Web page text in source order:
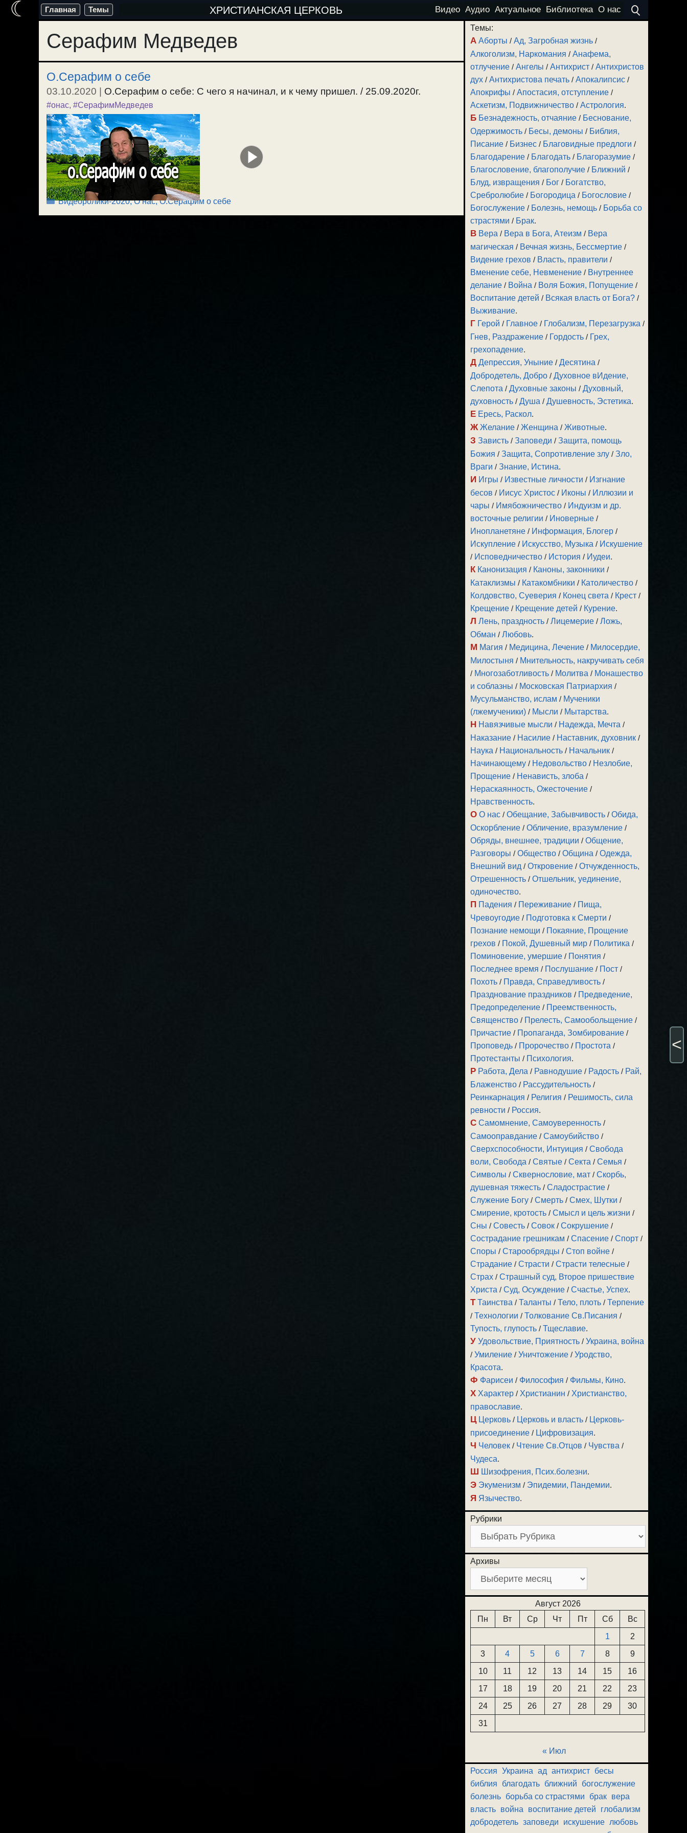
Перейти
содержимому
Главная Темы ХРИСТИАНСКАЯ ЦЕРКОВЬ Видео Аудио Актуальное Библиотека О нас
Серафим Медведев
О.Серафим о себе
03.10.2020 О.Серафим о себе: С чего я начинал, и к чему пришел. / 25.09.2020г.
#онас, #СерафимМедведев
Рубрики
Видеоролики-2020,О нас,О.Серафим о себе
Темы:
А Аборты /Ад, Загробная жизнь /
Алкоголизм, Наркомания /Анафема,
отлучение /Ангелы /Антихрист /Антихристов
дух /Антихристова печать /Апокалипсис /
Апокрифы /Апостасия, отступление /
Аскетизм, Подвижничество /Астрология.
Б Безнадежность, отчаяние / Беснование,
Одержимость / Бесы, демоны / Библия,
Писание / Бизнес / Благовидные предлоги /
Благодарение / Благодать / Благоразумие /
Благословение, благополучие / Ближний /
Блуд, извращения / Бог / Богатство,
Сребролюбие / Богородица / Богословие /
Богослужение / Болезнь, немощь / Борьба со
страстями / Брак.
В Вера / Вера в Бога, Атеизм / Вера
магическая / Вечная жизнь, Бессмертие /
Видение грехов / Власть, правители /
Вменение себе, Невменение / Внутреннее
делание / Война / Воля Божия, Попущение /
Воспитание детей / Всякая власть от Бога? /
Выживание.
Г Герой / Главное / Глобализм, Перезагрузка /
Гнев, Раздражение / Гордость / Грех,
грехопадение.
Д Депрессия, Уныние /Десятина /
Добродетель, Добро /Духовное вИдение,
Слепота /Духовные законы /Духовный,
духовность /Душа /Душевность, Эстетика.
Е Ересь, Раскол.
Ж Желание /Женщина /Животные.
З Зависть /Заповеди /Защита, помощь
Божия /Защита, Сопротивление злу /Зло,
Враги /Знание, Истина.
И Игры / Известные личности / Изгнание
бесов / Иисус Христос / Иконы / Иллюзии и
чары / Имябожничество / Индуизм и др.
восточные религии / Иноверные /
Инопланетяне / Информация, Блогер /
Искупление / Искусство, Музыка / Искушение
/ Исповедничество / История / Иудеи.
К Канонизация / Каноны, законники /
Катаклизмы / Катакомбники / Католичество /
Колдовство, Суеверия / Конец света / Крест /
Крещение / Крещение детей / Курение.
Л Лень, праздность /Лицемерие /Ложь,
Обман /Любовь.
М Магия / Медицина, Лечение / Милосердие,
Милостыня / Мнительность, накручивать себя
/ Многозаботливость / Молитва / Монашество
и соблазны / Московская Патриархия /
Мусульманство, ислам / Мученики
(лжемученики) / Мысли / Мытарства.
Н Навязчивые мысли / Надежда, Мечта /
Наказание / Насилие / Наставник, духовник /
Наука / Национальность / Начальник /
Начинающему / Недовольство / Незлобие,
Прощение / Ненависть, злоба /
Нераскаянность, Ожесточение /
Нравственность.
О О нас /Обещание, Забывчивость /Обида,
Оскорбление /Обличение, вразумление /
Обряды, внешнее, традиции /Общение,
Разговоры /Общество /Община /Одежда,
Внешний вид /Откровение /Отчужденность,
Отрешенность /Отшельник, уединение,
одиночество.
П Падения / Переживание / Пища,
Чревоугодие / Подготовка к Смерти /
Познание немощи / Покаяние, Прощение
грехов / Покой, Душевный мир / Политика /
Поминовение, умершие / Понятия /
Последнее время / Послушание / Пост /
Похоть / Правда, Справедливость /
Празднование праздников / Предведение,
Предопределение / Преемственность,
Священство / Прелесть, Самообольщение /
Причастие / Пропаганда, Зомбирование /
Проповедь / Пророчество / Простота /
Протестанты / Психология.
Р Работа, Дела / Равнодушие / Радость / Рай,
Блаженство / Рассудительность /
Реинкарнация / Религия / Решимость, сила
ревности / Россия.
С Самомнение, Самоуверенность /
Самооправдание /Самоубийство /
Сверхспособности, Интуиция /Свобода
воли, Свобода /Святые /Секта /Семья /
Символы /Сквернословие, мат /Скорбь,
душевная тяжесть /Сладострастие /
Служение Богу /Смерть /Смех, Шутки /
Смирение, кротость /Смысл и цель жизни /
Сны /Совесть /Совок /Сокрушение /
Сострадание грешникам /Спасение /Спорт /
Споры /Старообрядцы /Стоп войне /
Страдание /Страсти /Страсти телесные /
Страх /Страшный суд, Второе пришествие
Христа /Суд, Осуждение /Счастье, Успех.
Т Таинства /Таланты /Тело, плоть /Терпение
/Технологии /Толкование Св.Писания /
Тупость, глупость /Тщеславие.
У Удовольствие, Приятность /Украина, война
/Умиление /Уничтожение /Уродство,
Красота.
Ф Фарисеи / Философия / Фильмы, Кино.
Х Характер / Христианин / Христианство,
православие.
Ц Церковь / Церковь и власть / Церковь-
присоединение / Цифровизация.
Ч Человек / Чтение Св.Отцов / Чувства /
Чудеса.
Ш Шизофрения, Псих.болезни.
Э Экуменизм / Эпидемии, Пандемии.
Я Язычество.
Рубрики
Архивы
Август 2026
Пн
Вт Ср Чт Пт Сб
Вс
1
2
3
4 5 6 7 8
9
10
11 12 13 14 15
16
17
18 19 20 21 22
23
24
25 26 27 28 29
30
31
« Июл
Россия Украина ад антихрист бесы
библия
благодать ближний
богослужение
болезнь борьба со страстями брак вера
власть война воспитание детей
глобализм
добродетель заповеди искушение любовь
☾
<